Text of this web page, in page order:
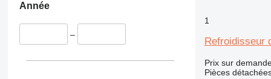
Année
–
1
Refroidisseur
Prix sur
Pièces